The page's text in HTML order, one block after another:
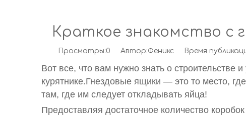
Краткое знакомство с
Просмотры:0 Автор:Феникс Время
Вот все, что вам нужно знать о строительстве
курятнике.Гнездовые ящики — это то место,
там, где им следует откладывать яйца!
Предоставляя достаточное количество